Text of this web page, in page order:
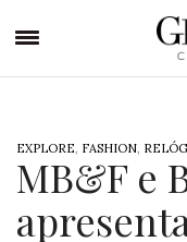
EXPLORE, FASHION,
MB&F e